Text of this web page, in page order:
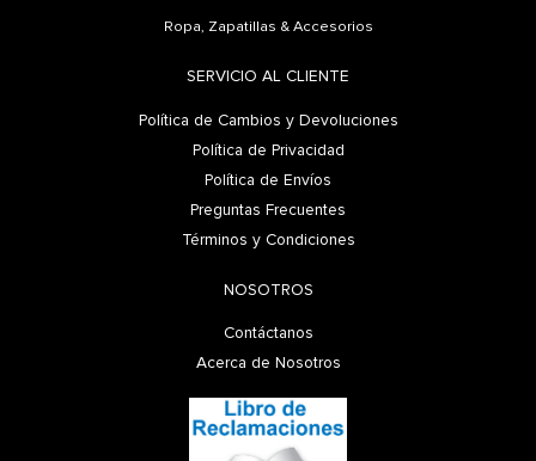
Ropa, Zapatillas & Accesorios
SERVICIO AL CLIENTE
Política de Cambios y Devoluciones
Política de Privacidad
Política de Envíos
Preguntas Frecuentes
Términos y Condiciones
NOSOTROS
Contáctanos
Acerca de Nosotros